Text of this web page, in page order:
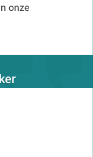
onze